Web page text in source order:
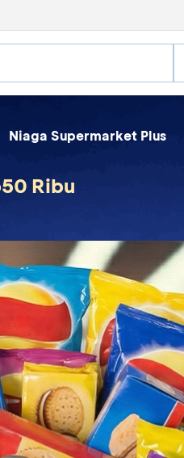
Niaga Supermarket Plus
Ribu